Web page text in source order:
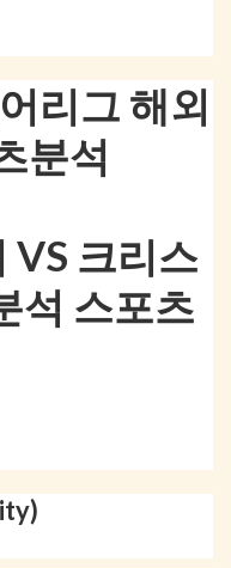
리그 해외
분석
VS 크리스
석 스포츠